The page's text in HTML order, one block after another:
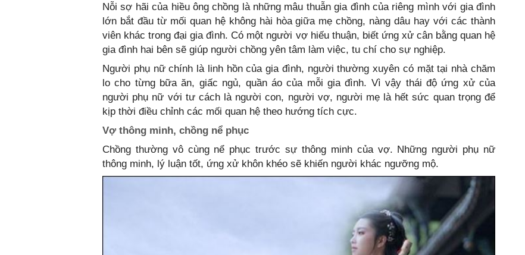
Nỗi sợ hãi của hiều ông chồng là những mâu thuẫn gia đình của riêng mình với gia đình
lớn bắt đầu từ mối quan hệ không hài hòa giữa mẹ chồng, nàng dâu hay với các thành
viên khác trong đại gia đình. Có một người vợ hiếu thuận, biết ứng xử cân bằng quan hệ
gia đình hai bên sẽ giúp người chồng yên tâm làm việc, tu chí cho sự nghiệp.
Người phụ nữ chính là linh hồn của gia đình, người thường xuyên có mặt tại nhà chăm
lo cho từng bữa ăn, giấc ngủ, quần áo của mỗi gia đình. Vì vậy thái độ ứng xử của
người phụ nữ với tư cách là người con, người vợ, người mẹ là hết sức quan trọng để
kịp thời điều chỉnh các mối quan hệ theo hướng tích cực.
Vợ thông minh, chồng nể phục
Chồng thường vô cùng nể phục trước sự thông minh của vợ. Những người phụ nữ
thông minh, lý luận tốt, ứng xử khôn khéo sẽ khiến người khác ngưỡng mộ.